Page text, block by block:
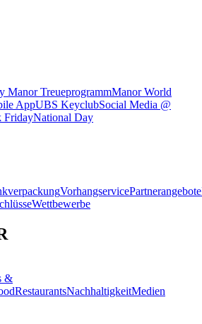
Manor TreueprogrammManor World
AppUBS KeyclubSocial Media @
FridayNational Day
VorhangservicePartnerangebote
Wettbewerbe
&
RestaurantsNachhaltigkeitMedien